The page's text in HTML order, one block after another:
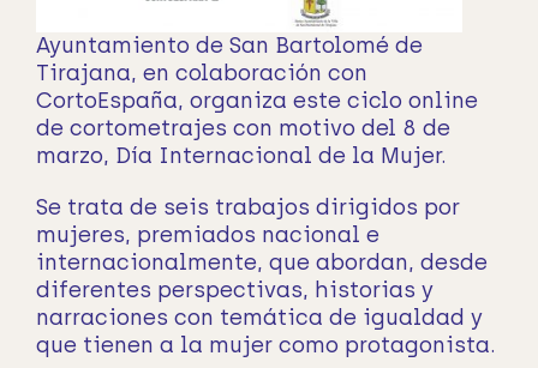
Ayuntamiento de San Bartolomé de
Tirajana, en colaboración con
CortoEspaña, organiza este ciclo online
de cortometrajes con motivo del 8 de
marzo, Día Internacional de la Mujer.
Se trata de seis trabajos dirigidos por
mujeres, premiados nacional e
internacionalmente, que abordan, desde
diferentes perspectivas, historias y
narraciones con temática de igualdad y
que tienen a la mujer como protagonista.